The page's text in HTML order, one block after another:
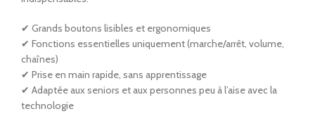
✔ Grands boutons lisibles et ergonomiques
✔ Fonctions essentielles uniquement (marche/arrêt, volume,
chaînes)
✔ Prise en main rapide, sans apprentissage
✔ Adaptée aux seniors et aux personnes peu à l’aise avec la
technologie